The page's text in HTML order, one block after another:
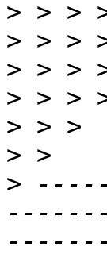
>
>
>
>
>
>
>